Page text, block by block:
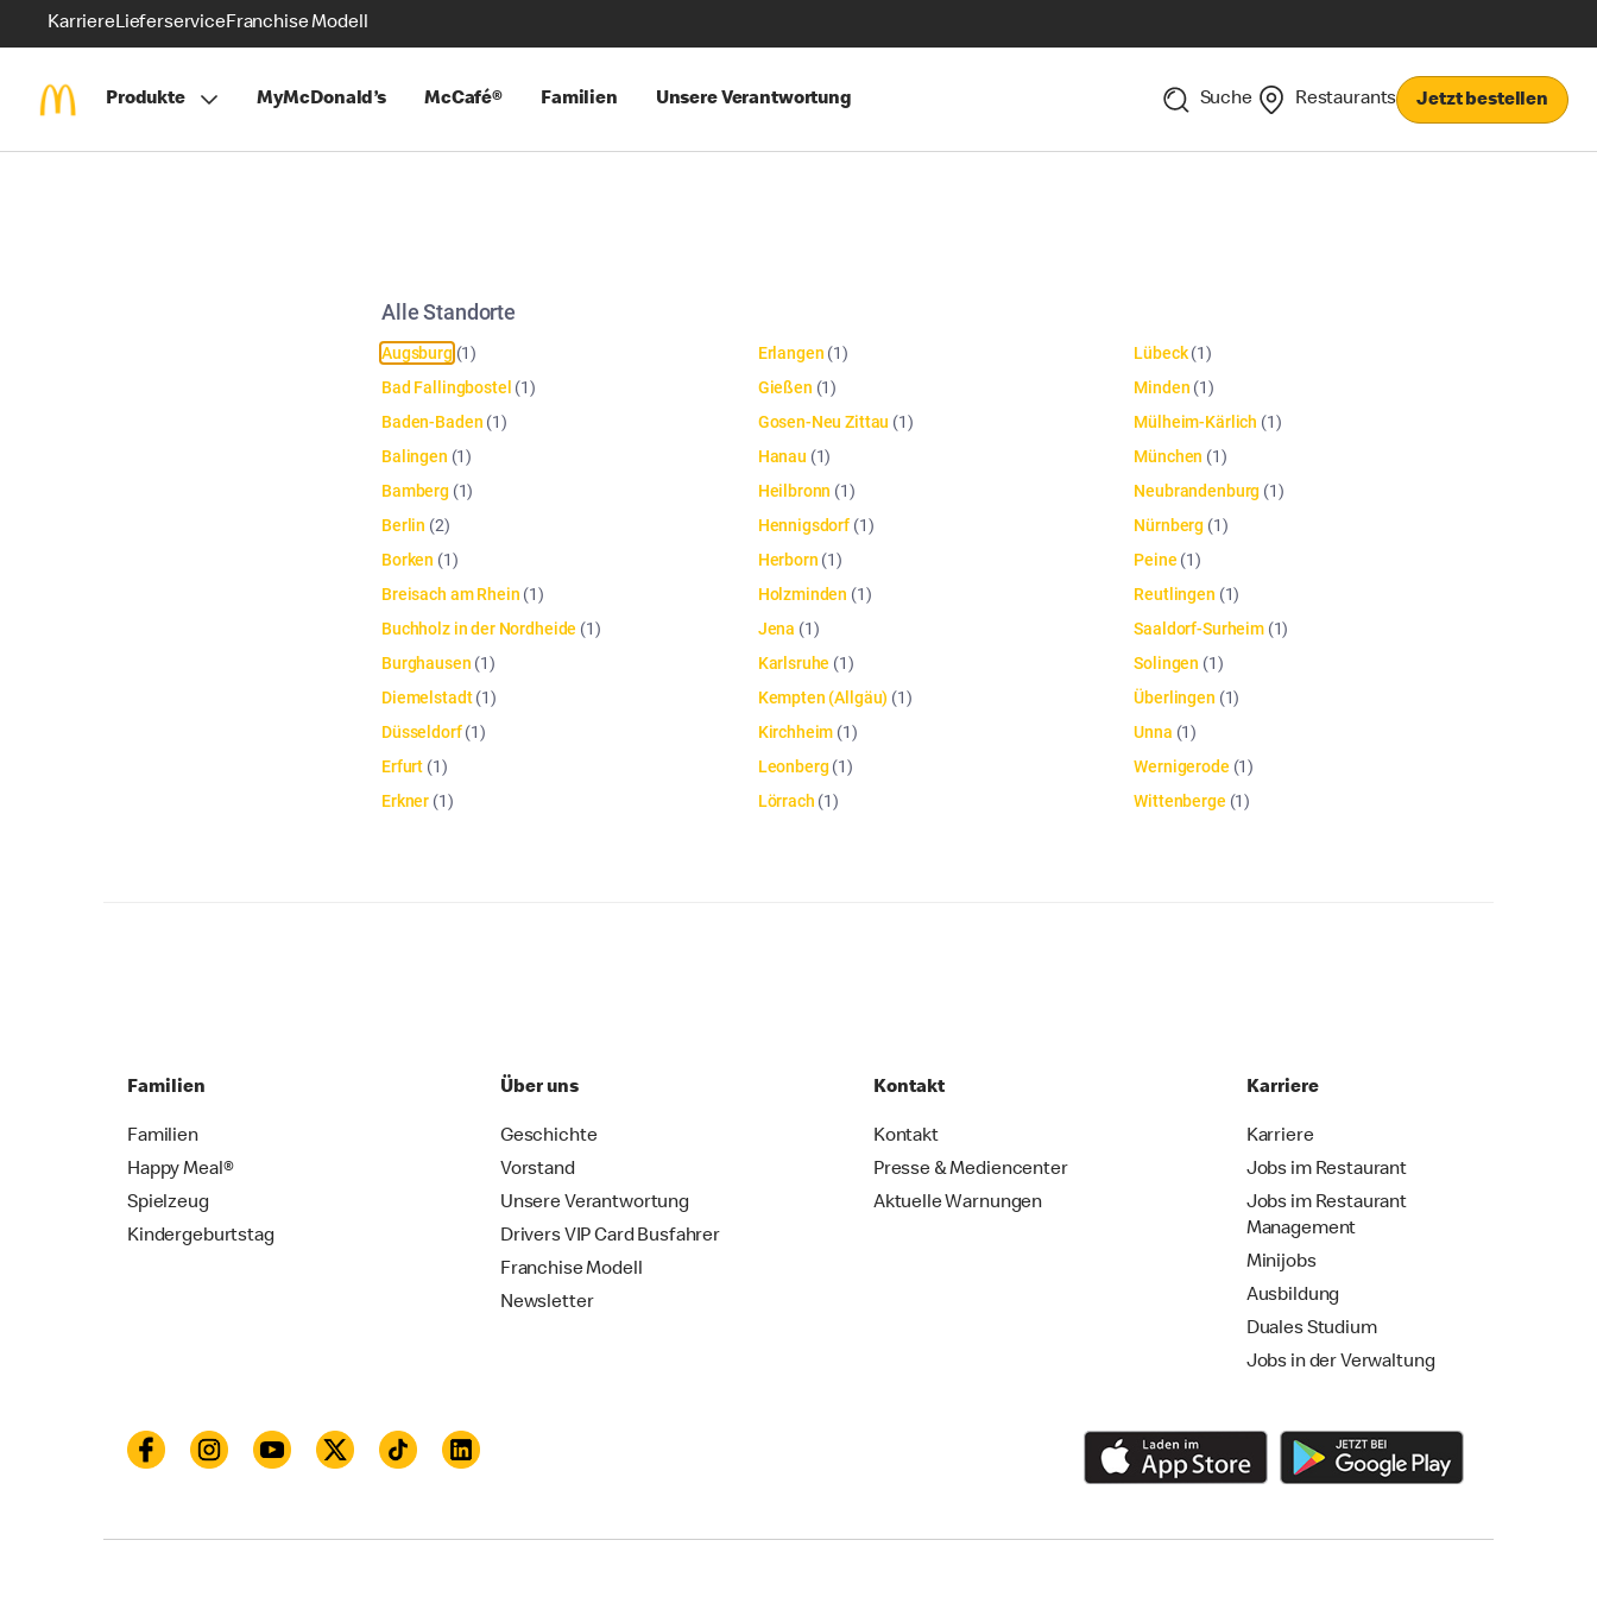
KarriereLieferserviceFranchise Modell
Produkte MyMcDonald’s McCafé® Familien Unsere Verantwortung Suche Restaurants Jetzt bestellen
Alle Standorte
Augsburg (1)
Bad Fallingbostel (1)
Baden-Baden (1)
Balingen (1)
Bamberg (1)
Berlin (2)
Borken (1)
Breisach am Rhein (1)
Buchholz in der Nordheide (1)
Burghausen (1)
Diemelstadt(1)
Düsseldorf(1)
Erfurt (1)
Erkner (1)
Erlangen (1)
Gießen (1)
Gosen-Neu Zittau (1)
Hanau (1)
Heilbronn (1)
Hennigsdorf (1)
Herborn (1)
Holzminden (1)
Jena (1)
Karlsruhe (1)
Kempten (Allgäu) (1)
Kirchheim (1)
Leonberg (1)
Lörrach (1)
Lübeck(1)
Minden (1)
Mülheim-Kärlich (1)
München (1)
Neubrandenburg (1)
Nürnberg (1)
Peine (1)
Reutlingen (1)
Saaldorf-Surheim(1)
Solingen (1)
Überlingen (1)
Unna (1)
Wernigerode (1)
Wittenberge (1)
Familien
Familien
Happy Meal®
Spielzeug
Kindergeburtstag
Über uns
Geschichte
Vorstand
Unsere Verantwortung
Drivers VIP Card Busfahrer
Franchise Modell
Newsletter
Kontakt
Kontakt
Presse & Mediencenter
Aktuelle Warnungen
Karriere
Karriere
Jobs im Restaurant
Jobs im Restaurant
Management
Minijobs
Ausbildung
Duales Studium
Jobs in der Verwaltung